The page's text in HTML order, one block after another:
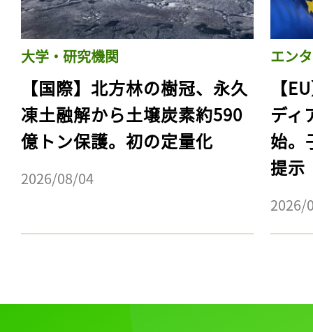
大学・研究機関
【国際】北方林の樹冠、永久
凍土融解から土壌炭素約590
億トン保護。初の定量化
2026/08/04
エン
【
ディ
始。
提示
2026/
記事をお気に入りに
ログインが必